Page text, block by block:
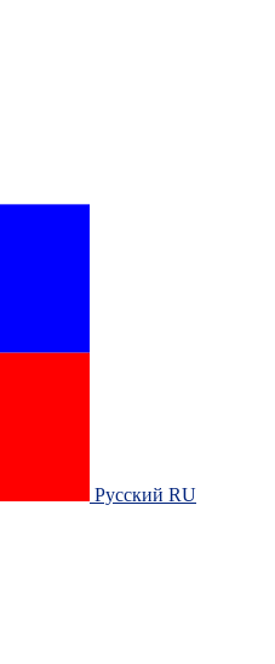
Русский RU‎